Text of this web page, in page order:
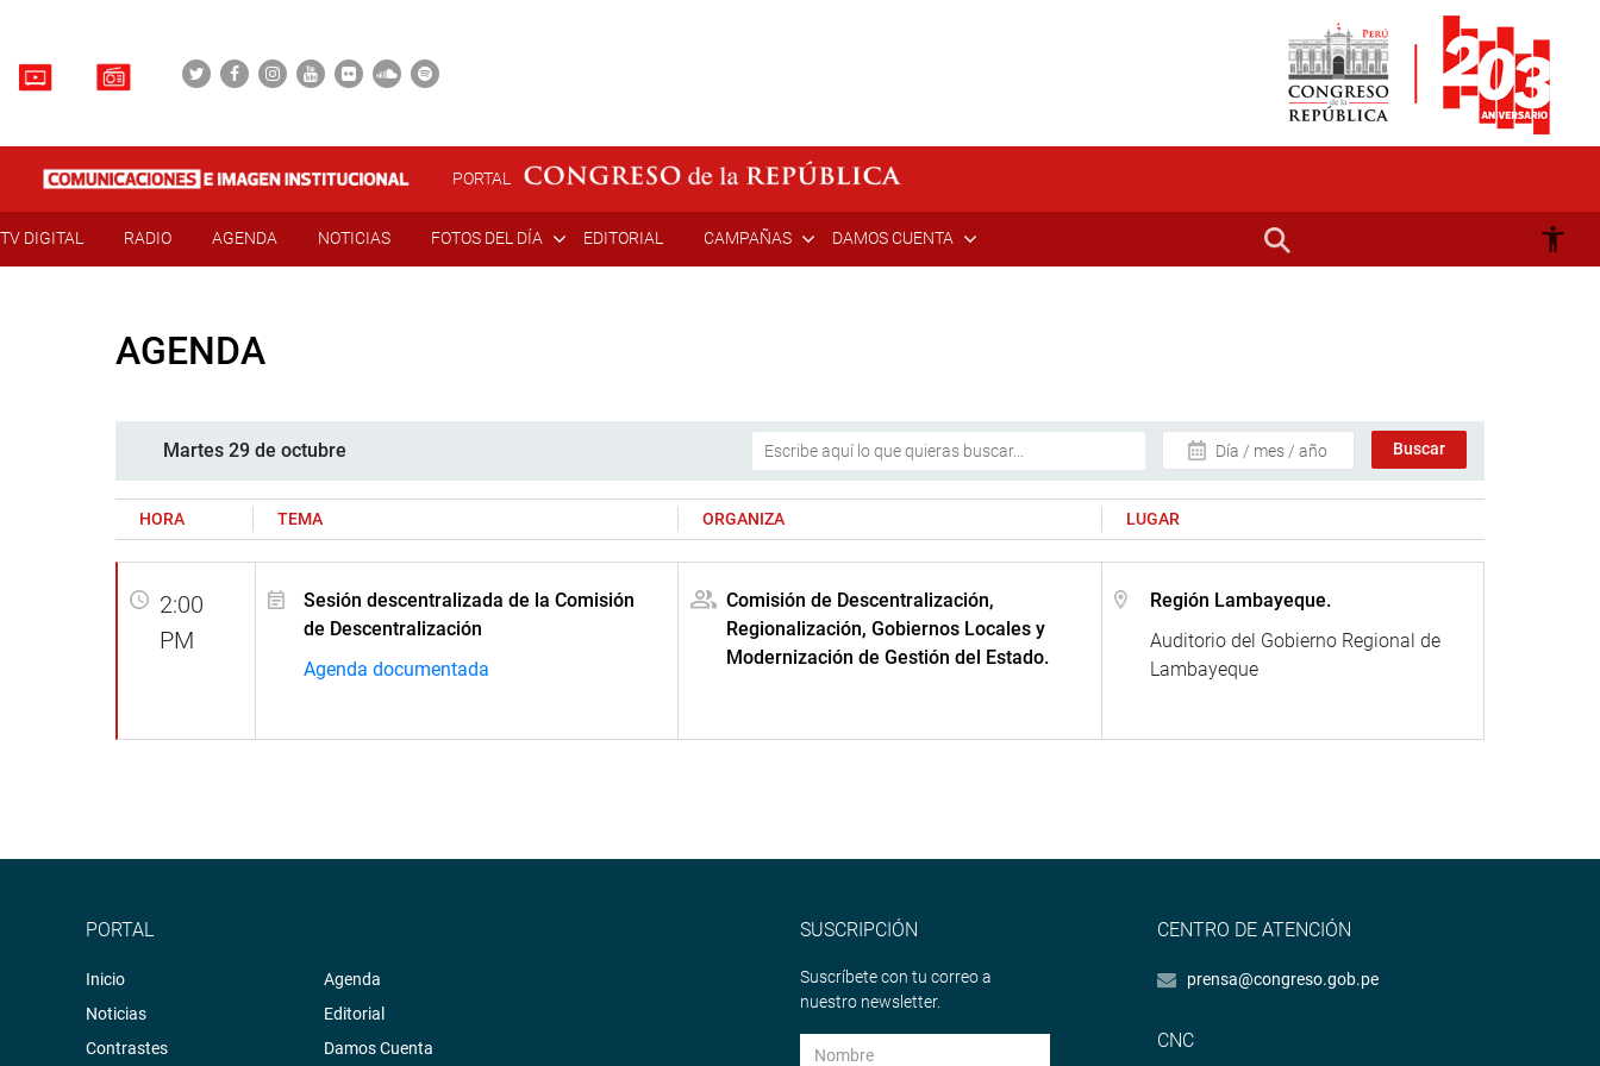
PORTAL
TV DIGITAL RADIO AGENDA NOTICIAS FOTOS DEL DÍA EDITORIAL CAMPAÑAS DAMOS CUENTA
AGENDA
Martes 29 de octubre Día / mes / año
HORA TEMA ORGANIZA LUGAR
2:00
PM
Sesión descentralizada de la Comisión
de Descentralización
Agenda documentada
Comisión de Descentralización,
Regionalización, Gobiernos Locales y
Modernización de Gestión del Estado.
Región Lambayeque.
Auditorio del Gobierno Regional de
Lambayeque
PORTAL
Inicio
Noticias
Contrastes
Agenda
Editorial
Damos Cuenta
SUSCRIPCIÓN
Suscríbete con tu correo a
nuestro newsletter.
CENTRO DE ATENCIÓN
prensa@congreso.gob.pe
CNC